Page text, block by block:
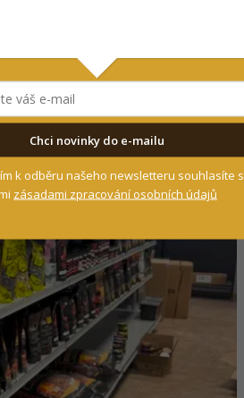
Chci novinky do e-mailu
k odběru našeho newsletteru souhlasíte s
zásadami zpracování osobních údajů